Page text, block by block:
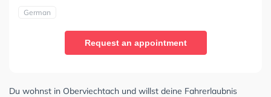
German
Request an appointment
Du wohnst in Oberviechtach und willst deine Fahrerlaubnis